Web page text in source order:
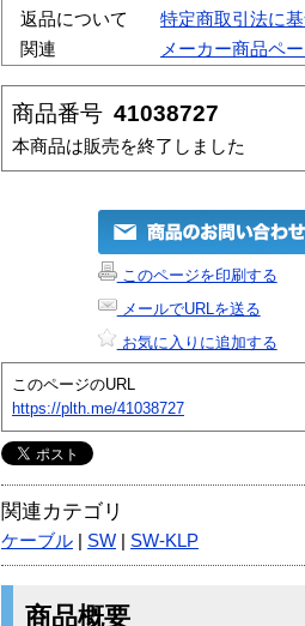
返品について
特定商取引法に
関連
メーカー商品ペ
商品番号 41038727
本商品は販売を終了しました
このページを印刷する
メールでURLを送る
お気に入りに追加する
このページのURL
https://plth.me/41038727
関連カテゴリ
ケーブル SW SW-KLP
商品概要